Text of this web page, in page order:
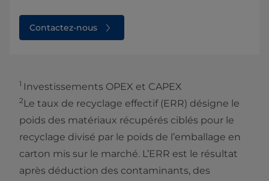
Contactez-nous
1 Investissements OPEX et CAPEX
2Le taux de recyclage effectif (ERR) désigne le
poids des matériaux récupérés ciblés pour le
recyclage divisé par le poids de l’emballage en
carton mis sur le marché. L’ERR est le résultat
après déduction des contaminants, des